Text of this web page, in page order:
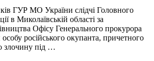
ГУР МО України слідчі Головного
в Миколаївській області за
Офісу Генерального прокурора
російського окупанта, причетного
злочину під …